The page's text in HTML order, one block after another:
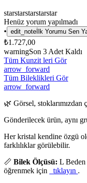
starstarstarstarstar
Henüz yorum yapılmadı
• edit_note İlk Yorumu Sen
₺1.727,00
warningSon 3 Adet Kaldı
Tüm Kunzit leri Gör
arrow_forward
Tüm Bileklikleri Gör
arrow_forward
🌿 Görsel, stoklarımızdan
Gönderilecek ürün, aynı
Her kristal kendine özgü
farklılıklar görülebilir.
📏 Bilek Ölçüsü: L
öğrenmek için
tıklayın .